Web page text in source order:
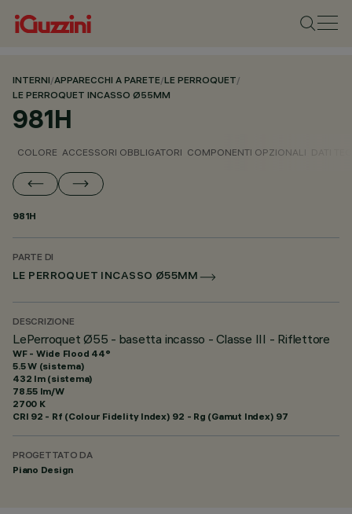
INTERNI/APPARECCHI A PARETE/LE PERROQUET/
LE PERROQUET INCASSO Ø55MM
981H
COLORE ACCESSORI OBBLIGATORI COMPONENTI OPZIONALI
981H
PARTE DI
LE PERROQUET INCASSO Ø55MM
DESCRIZIONE
LePerroquet Ø55 - basetta incasso - Classe III - Riflettore
WF - Wide Flood 44°
5.5 W (sistema)
432 lm (sistema)
78.55 lm/W
2700 K
CRI 92 - Rf (Colour Fidelity Index) 92 - Rg (Gamut Index) 97
PROGETTATO DA
Piano Design